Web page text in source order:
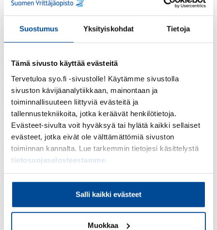
Suostumus Yksityiskohdat Tietoja
Tämä sivusto käyttää evästeitä
Tervetuloa syo.fi -sivustolle! Käytämme sivustolla
sivuston kävijäanalytiikkaan, mainontaan ja
toiminnallisuuteen liittyviä evästeitä ja
tallennustekniikoita, jotka keräävät henkilötietoja.
Evästeet-sivulta voit hyväksyä tai hylätä kaikki sellaiset
evästeet, jotka eivät ole välttämättömiä sivuston
toiminnan kannalta. Lue tarkemmin tietojesi käsittelystä
tietosuojaselosteestamme
Salli kaikki evästeet
Muokkaa
pääosin livenä.
Reilun parivuotisen hankkeen aikana
nelisenkymmentä eteläpohjalaista yrittäjää pääsi
uutta sekä linjaamaan oman yritystoiminnan
kannalta tärkeimpiä kehittämiskohteita ja
työstämään niitä. Yhteistyökumppaninamme
hankkeessa toimi digimarkkinoinnin asiantuntija
Marja Nousiainen Futuremarjasta.
Pienyrittäjien keskeisimpiä haasteita ovat
jatkuvassa muutoksessa mukana pysyminen,
rajalliset resurssit osaamisen kehittämiseen sekä
tekemiseen. Digivarikolla on ollut hienoa huomata
miten muutoskyvykkyyttä voi kehittää, kun yksin-
ja mikroyrittäjille tarjotaan kohdennettuja sisältöjä
ja tarkastellaan kehittämistarpeita yrityskohtaisesti.